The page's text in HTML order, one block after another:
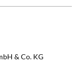
& Co. KG